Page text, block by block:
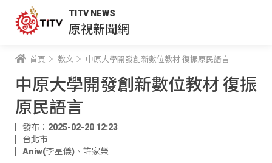
TITV NEWS
原視新聞網
首頁 教文 中原大學開發創新數位教材 復振原民語言
中原大學開發創新數位教材 復振
原民語言
發布：2025-02-20 12:23
台北市
Aniw(李星儀) 、 許家榮